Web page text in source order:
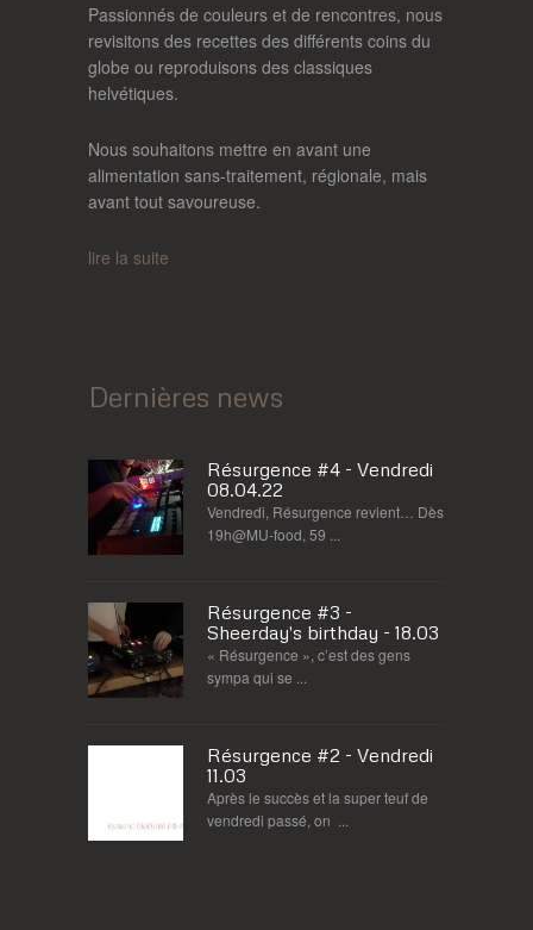
Passionnés de couleurs et de rencontres, nous
revisitons des recettes des différents coins du
globe ou reproduisons des classiques
helvétiques.
Nous souhaitons mettre en avant une
alimentation sans-traitement, régionale, mais
avant tout savoureuse.
lire la suite
Dernières news
Résurgence #4 - Vendredi
08.04.22
Vendredi, Résurgence revient… Dès
19h@MU-food, 59 ...
Résurgence #3 -
Sheerday's birthday - 18.03
« Résurgence », c’est des gens
sympa qui se ...
Résurgence #2 - Vendredi
11.03
Après le succès et la super teuf de
vendredi passé, on ...